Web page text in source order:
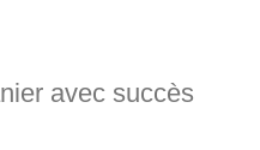
avec succès